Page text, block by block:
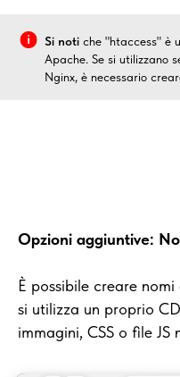
Si noti che "htaccess" è
Apache. Se si utilizzano
Nginx, è necessario
Opzioni aggiuntive:
È possibile creare
si utilizza un proprio
immagini, CSS o file JS